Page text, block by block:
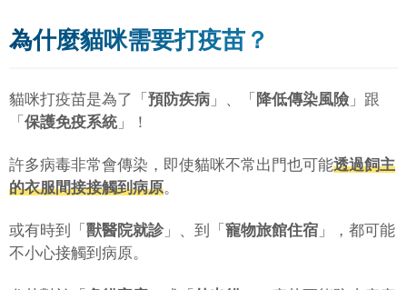
為什麼貓咪需要打疫苗？
貓咪打疫苗是為了「 預防疾病 」、「 降低傳染風險 」跟
「 保護免疫系統」！
許多病毒非常會傳染，即使貓咪不常出門也可能透過飼主
的衣服間接接觸到病原。
或有時到「 獸醫院就診」、到「 寵物旅館住宿 」，都可能
不小心接觸到病原。